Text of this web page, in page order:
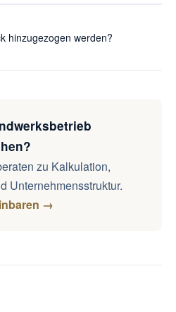
über Gewährleistung,
hinzugezogen werden?
fordert oder der Betrieb
zweite Führungsebene
zu Kalkulation,
Unternehmensstruktur.
→